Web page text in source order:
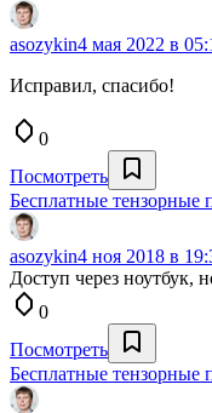
asozykin4 мая 2022 в
Исправил, спасибо!
0
Посмотреть
Бесплатные тензорные
asozykin4 ноя 2018 в
Доступ через ноутбук,
0
Посмотреть
Бесплатные тензорные